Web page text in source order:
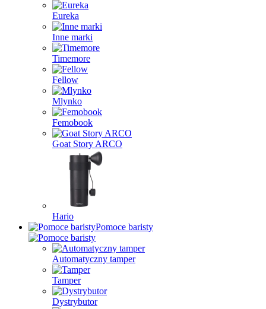
Eureka
Inne marki
Timemore
Fellow
Mlynko
Femobook
Goat Story ARCO
Hario
Pomoce baristy
Automatyczny tamper
Tamper
Dystrybutor